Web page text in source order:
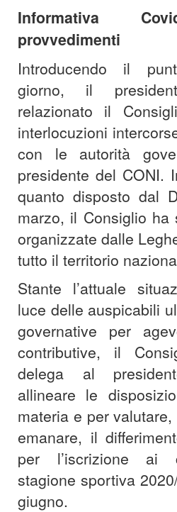
Informativa
provvedimenti
Introducendo il
giorno, il
relazionato il
interlocuzioni
con le autorità
presidente del CONI.
quanto disposto dal
marzo, il Consiglio ha
organizzate dalle
tutto il territorio
Stante l’attuale
luce delle auspicabili
governative per
contributive, il
delega al
allineare le
materia e per
emanare, il
per l’iscrizione ai
stagione sportiva
giugno.